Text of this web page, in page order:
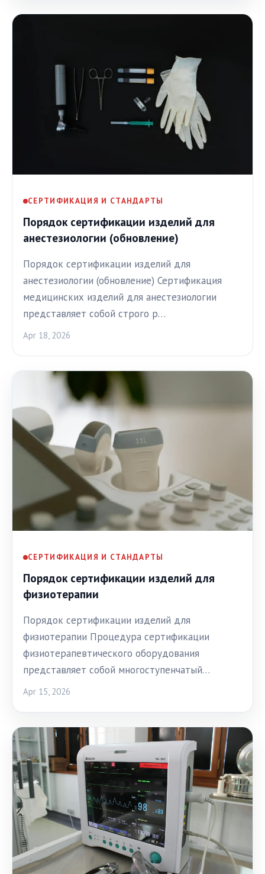
СЕРТИФИКАЦИЯ И СТАНДАРТЫ
Порядок сертификации изделий для
анестезиологии (обновление)
Порядок сертификации изделий для
анестезиологии (обновление) Сертификация
медицинских изделий для анестезиологии
представляет собой строго р…
Apr 18, 2026
СЕРТИФИКАЦИЯ И СТАНДАРТЫ
Порядок сертификации изделий для
физиотерапии
Порядок сертификации изделий для
физиотерапии Процедура сертификации
физиотерапевтического оборудования
представляет собой многоступенчатый…
Apr 15, 2026